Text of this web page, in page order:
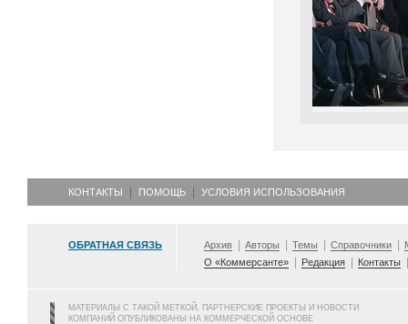
КОНТАКТЫ ПОМОЩЬ УСЛОВИЯ ИСПОЛЬЗОВАНИЯ
ОБРАТНАЯ СВЯЗЬ Архив Авторы Темы Справочники
О «Коммерсанте»
Редакция Контакты
МАТЕРИАЛЫ С ТАКОЙ МЕТКОЙ, ПАРТНЕРСКИЕ ПРОЕКТЫ И НОВОСТИ
КОМПАНИЙ ОПУБЛИКОВАНЫ НА КОММЕРЧЕСКОЙ ОСНОВЕ